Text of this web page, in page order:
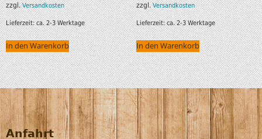
zzgl.Versandkosten
Lieferzeit:ca. 2-3 Werktage
In den Warenkorb
zzgl.Versandkosten
Lieferzeit:ca. 2-3 Werktage
In den Warenkorb
Anfahrt